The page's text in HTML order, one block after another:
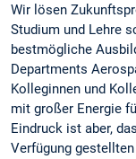
Wir lösen
Studium und Lehre
bestmögliche
Departments
Kolleginnen und
mit großer Energie
Eindruck ist aber,
Verfügung